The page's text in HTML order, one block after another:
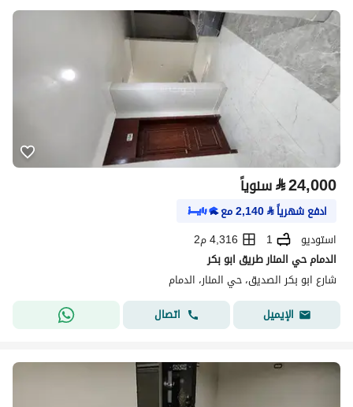
⃁24,000 سنوياً
ادفع شهرياً⃁
2,140مع
استوديو
1
4,316 م2
الدمام حي المنار طريق ابو بكر
شارع ابو بكر الصديق، حي المنار، الدمام
الإيميل
اتصال